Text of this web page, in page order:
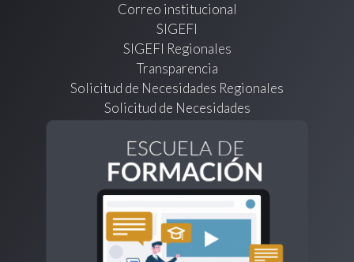
Correo institucional
SIGEFI
SIGEFI Regionales
Transparencia
Solicitud de Necesidades Regionales
Solicitud de Necesidades